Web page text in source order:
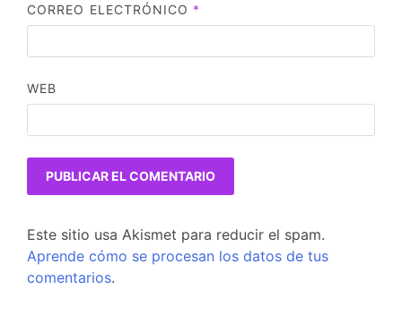
CORREO ELECTRÓNICO *
WEB
Este sitio usa Akismet para reducir el spam.
Aprende cómo se procesan los datos de tus
comentarios.